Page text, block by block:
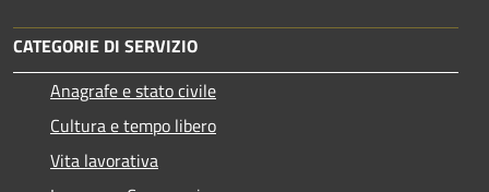
CATEGORIE DI SERVIZIO
Anagrafe e stato civile
Cultura e tempo libero
Vita lavorativa